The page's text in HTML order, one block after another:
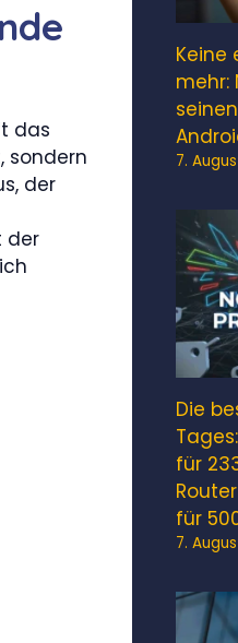
das
sondern
der
der
Keine
mehr:
7.
Die
für
für
7.